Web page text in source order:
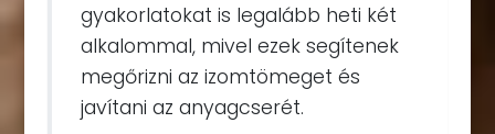
gyakorlatokat is legalább heti két
alkalommal, mivel ezek segítenek
megőrizni az izomtömeget és
javítani az anyagcserét.